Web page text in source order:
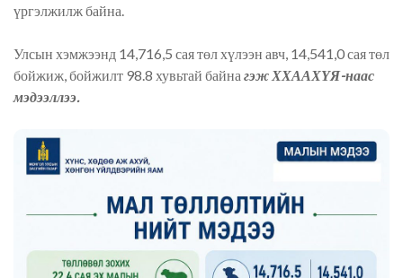
үргэлжилж байна.
Улсын хэмжээнд 14,716,5 сая төл хүлээн авч, 14,541,0 сая төл
бойжиж, бойжилт 98.8 хувьтай байна гэж ХХААХҮЯ-наас
мэдээллээ.